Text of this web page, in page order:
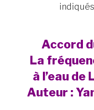
Accord
La
à l’eau de
Auteur :